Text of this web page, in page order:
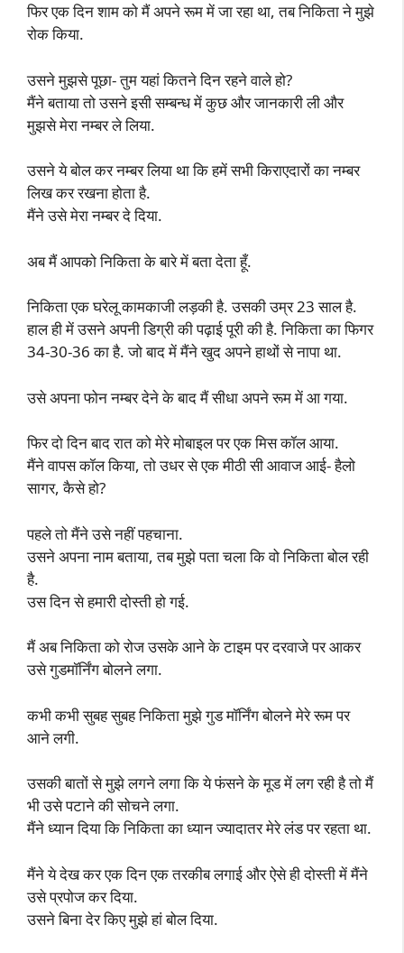
फिर एक दिन शाम को मैं अपने रूम में जा रहा था, तब निकिता ने मुझे
रोक किया.
उसने मुझसे पूछा- तुम यहां कितने दिन रहने वाले हो?
मैंने बताया तो उसने इसी सम्बन्ध में कुछ और जानकारी ली और
मुझसे मेरा नम्बर ले लिया.
उसने ये बोल कर नम्बर लिया था कि हमें सभी किराएदारों का नम्बर
लिख कर रखना होता है.
मैंने उसे मेरा नम्बर दे दिया.
अब मैं आपको निकिता के बारे में बता देता हूँ.
निकिता एक घरेलू कामकाजी लड़की है. उसकी उम्र 23 साल है.
हाल ही में उसने अपनी डिग्री की पढ़ाई पूरी की है. निकिता का फिगर
34-30-36 का है. जो बाद में मैंने खुद अपने हाथों से नापा था.
उसे अपना फोन नम्बर देने के बाद मैं सीधा अपने रूम में आ गया.
फिर दो दिन बाद रात को मेरे मोबाइल पर एक मिस कॉल आया.
मैंने वापस कॉल किया, तो उधर से एक मीठी सी आवाज आई- हैलो
सागर, कैसे हो?
पहले तो मैंने उसे नहीं पहचाना.
उसने अपना नाम बताया, तब मुझे पता चला कि वो निकिता बोल रही
है.
उस दिन से हमारी दोस्ती हो गई.
मैं अब निकिता को रोज उसके आने के टाइम पर दरवाजे पर आकर
उसे गुडमॉर्निंग बोलने लगा.
कभी कभी सुबह सुबह निकिता मुझे गुड मॉर्निंग बोलने मेरे रूम पर
आने लगी.
उसकी बातों से मुझे लगने लगा कि ये फंसने के मूड में लग रही है तो मैं
भी उसे पटाने की सोचने लगा.
मैंने ध्यान दिया कि निकिता का ध्यान ज्यादातर मेरे लंड पर रहता था.
मैंने ये देख कर एक दिन एक तरकीब लगाई और ऐसे ही दोस्ती में मैंने
उसे प्रपोज कर दिया.
उसने बिना देर किए मुझे हां बोल दिया.